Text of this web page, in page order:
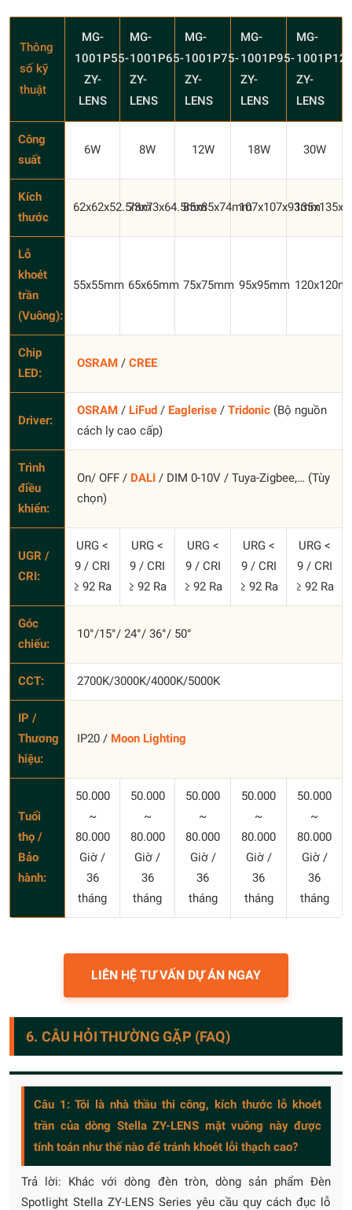
Thông
số kỹ
thuật
MG-
1001P55-
ZY-
LENS
MG-
1001P65-
ZY-
LENS
MG-
1001P75-
ZY-
LENS
MG-
1001P95-
ZY-
LENS
MG-
ZY-
LENS
Công
suất
6W 8W 12W 18W 30W
Kích
thước
62x62x52.5mm73x73x64.5mm85x85x74mm107x107x93mm
Lỗ
khoét
trần
(Vuông):
55x55mm 65x65mm 75x75mm 95x95mm
Chip
LED:
OSRAM / CREE
Driver:
OSRAM / LiFud / Eaglerise / Tridonic (Bộ nguồn
cách ly cao cấp)
Trình
điều
khiển:
On/ OFF / DALI / DIM 0-10V / Tuya-Zigbee,… (Tùy
chọn)
UGR /
CRI:
URG <
9 / CRI
≥ 92 Ra
URG <
9 / CRI
≥ 92 Ra
URG <
9 / CRI
≥ 92 Ra
URG <
9 / CRI
≥ 92 Ra
URG <
9 / CRI
≥ 92 Ra
Góc
chiếu:
10°/15°/ 24°/ 36°/ 50°
CCT: 2700K/3000K/4000K/5000K
IP /
Thương
hiệu:
IP20 / Moon Lighting
Tuổi
thọ /
Bảo
hành:
50.000
~
80.000
Giờ /
36
tháng
50.000
~
80.000
Giờ /
36
tháng
50.000
~
80.000
Giờ /
36
tháng
50.000
~
80.000
Giờ /
36
tháng
50.000
~
80.000
Giờ /
36
tháng
LIÊN HỆ TƯ VẤN DỰ ÁN NGAY
6. CÂU HỎI THƯỜNG GẶP (FAQ)
Câu 1: Tôi là nhà thầu thi công, kích thước lỗ khoét
trần của dòng Stella ZY-LENS mặt vuông này được
tính toán như thế nào để tránh khoét lỗi thạch cao?
Trả lời: Khác với dòng đèn tròn, dòng sản phẩm Đèn
Spotlight Stella ZY-LENS Series yêu cầu quy cách đục lỗ